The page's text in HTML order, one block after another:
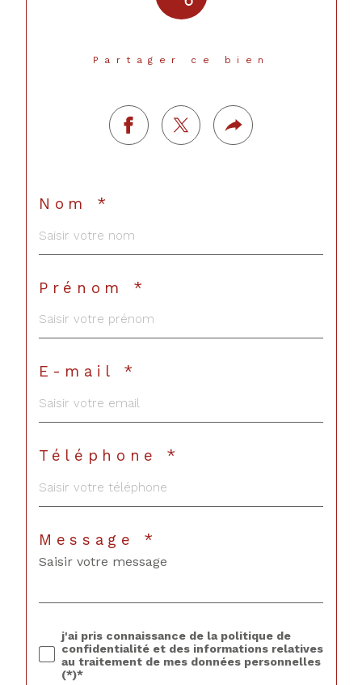
Partager ce bien
Nom *
Prénom *
E-mail *
Téléphone *
Message *
j'ai pris connaissance de la politique de
confidentialité et des informations relatives
au traitement de mes données personnelles
(*)*